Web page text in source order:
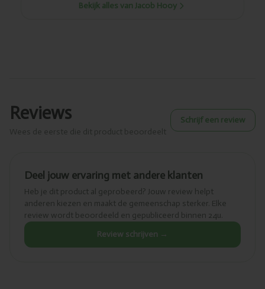
Bekijk alles van Jacob Hooy
Reviews Schrijf een review
Deel jouw ervaring met andere klanten
Heb je dit product al geprobeerd? Jouw review helpt
anderen kiezen en maakt de gemeenschap sterker. Elke
review wordt beoordeeld en gepubliceerd binnen 24u.
Review schrijven →